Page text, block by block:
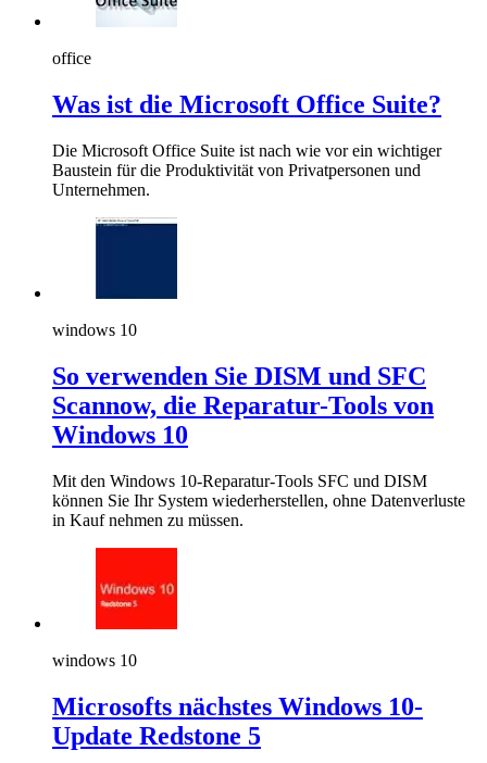
office
Was ist die Microsoft Office Suite?
Die Microsoft Office Suite ist nach wie vor ein wichtiger
Baustein für die Produktivität von Privatpersonen und
Unternehmen.
windows 10
So verwenden Sie DISM und SFC
Scannow, die Reparatur-Tools von
Windows 10
Mit den Windows 10-Reparatur-Tools SFC und DISM
können Sie Ihr System wiederherstellen, ohne Datenverluste
in Kauf nehmen zu müssen.
windows 10
Microsofts nächstes Windows 10-
Update Redstone 5